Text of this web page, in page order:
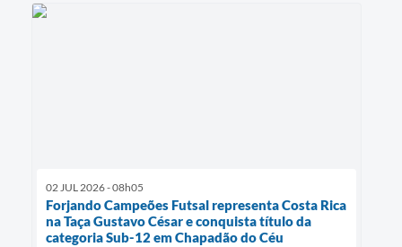
02 JUL 2026 - 08h05
Forjando Campeões Futsal representa Costa Rica
na Taça Gustavo César e conquista título da
categoria Sub-12 em Chapadão do Céu